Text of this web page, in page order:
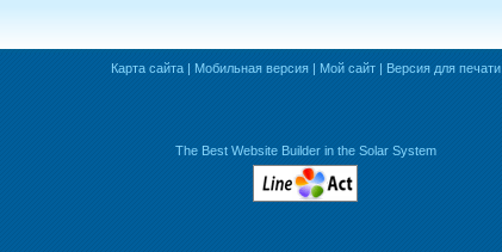
Карта сайта | Мобильная версия | Мой сайт | Версия для печати
The Best Website Builder in the Solar System